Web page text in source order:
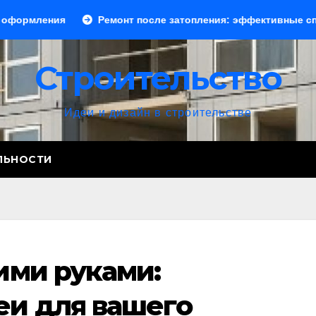
Ремонт после затопления: эффективные способы
Строительство
Идеи и дизайн в строительстве
руками:
для вашего